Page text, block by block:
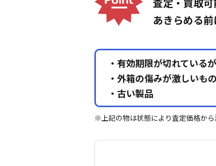
査定・買取可
あきらめる
・有効期限が切れている
・外箱の傷みが激しいも
・古い製品
※上記の物は状態により査定価格から